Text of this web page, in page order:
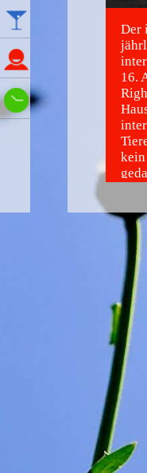
Namenstage
Wie spät ist
Der
16.
kein